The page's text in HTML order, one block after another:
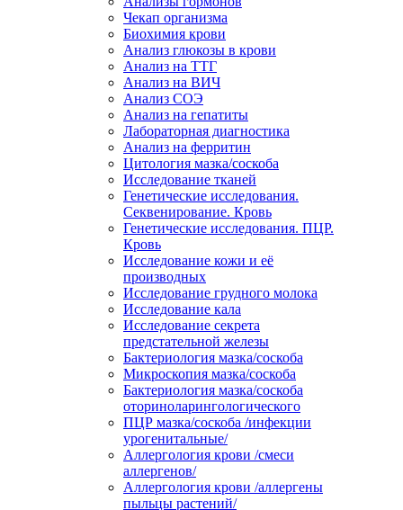
Чекап организма
Биохимия крови
Анализ глюкозы в крови
Анализ на ТТГ
Анализ на ВИЧ
Анализ СОЭ
Анализ на гепатиты
Лабораторная диагностика
Анализ на ферритин
Цитология мазка/соскоба
Исследование тканей
Генетические исследования.
Секвенирование. Кровь
Генетические исследования. ПЦР.
Кровь
Исследование кожи и её
производных
Исследование грудного молока
Исследование кала
Исследование секрета
предстательной железы
Бактериология мазка/соскоба
Микроскопия мазка/соскоба
Бактериология мазка/соскоба
оториноларингологического
ПЦР мазка/соскоба /инфекции
урогенитальные/
Аллергология крови /смеси
аллергенов/
Аллергология крови /аллергены
пыльцы растений/